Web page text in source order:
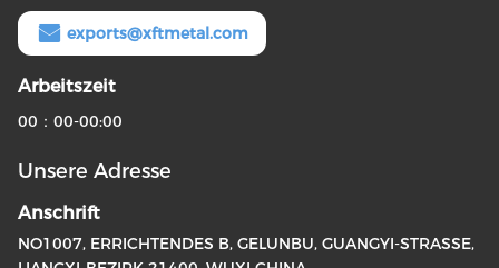
exports@xftmetal.com
Arbeitszeit
00：00-00:00
Unsere Adresse
Anschrift
NO1007, ERRICHTENDES B, GELUNBU, GUANGYI-STRASSE,